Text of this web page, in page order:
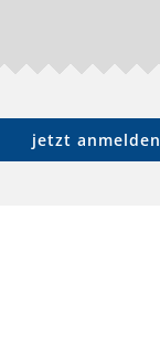
jetzt anmelden